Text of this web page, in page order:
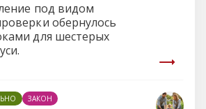
под видом
обернулось
для шестерых
ЗАКОН